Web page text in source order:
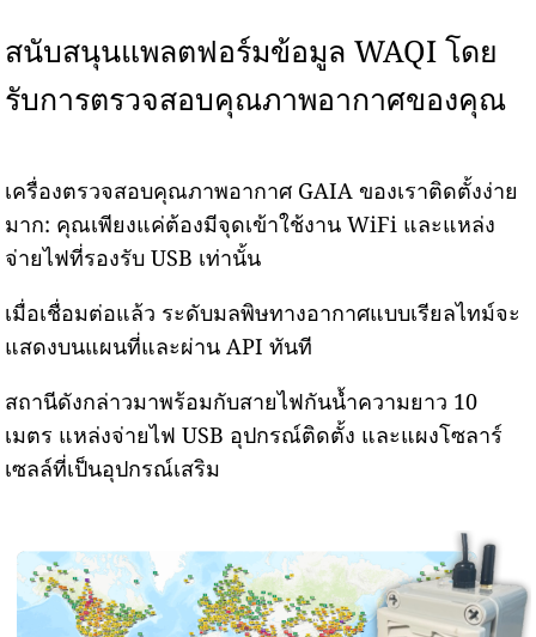
สนับสนุนแพลตฟอร์มข้อมูล WAQI โดย
รับการตรวจสอบคุณภาพอากาศของคุณ
เครื่องตรวจสอบคุณภาพอากาศ GAIA ของเราติดตั้งง่าย
มาก: คุณเพียงแค่ต้องมีจุดเข้าใช้งาน WiFi และแหล่ง
จ่ายไฟที่รองรับ USB เท่านั้น
เมื่อเชื่อมต่อแล้ว ระดับมลพิษทางอากาศแบบเรียลไทม์จะ
แสดงบนแผนที่และผ่าน API ทันที
สถานีดังกล่าวมาพร้อมกับสายไฟกันน้ำความยาว 10
เมตร แหล่งจ่ายไฟ USB อุปกรณ์ติดตั้ง และแผงโซลาร์
เซลล์ที่เป็นอุปกรณ์เสริม